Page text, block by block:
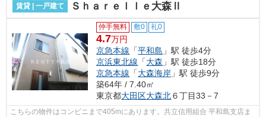
賃貸 | 一戸建て Ｓｈａｒｅｌｌｅ大森Ⅱ
仲手無料 敷0 礼0
4.7万円
京急本線 「平和島 」駅 徒歩4分
京浜東北線 「大森 」駅 徒歩18分
京急本線 「大森海岸 」駅 徒歩9分
築64年 / 7.40㎡
東京都大田区大森北６丁目33－7
こちらの物件はコンビニまで405mにあります。共立信用組合 平和島支店ま